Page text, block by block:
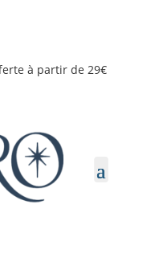
à partir de 29€